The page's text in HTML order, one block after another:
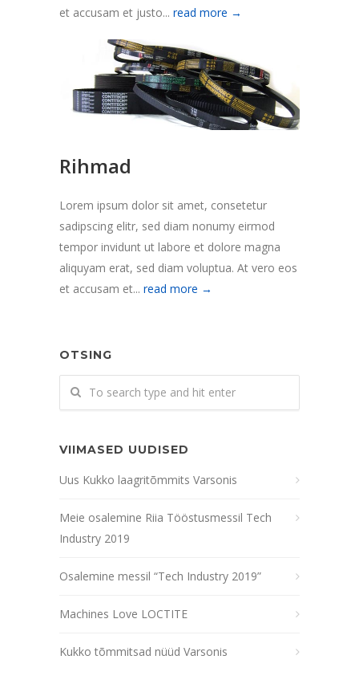
et accusam et justo... read more →
Rihmad
Lorem ipsum dolor sit amet, consetetur
sadipscing elitr, sed diam nonumy eirmod
tempor invidunt ut labore et dolore magna
aliquyam erat, sed diam voluptua. At vero eos
et accusam et... read more →
OTSING
VIIMASED UUDISED
Uus Kukko laagritõmmits Varsonis
Meie osalemine Riia Tööstusmessil Tech
Industry 2019
Osalemine messil “Tech Industry 2019”
Machines Love LOCTITE
Kukko tõmmitsad nüüd Varsonis